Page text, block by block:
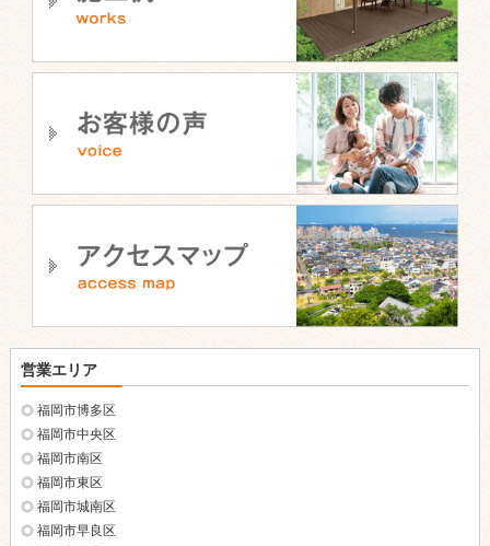
営業エリア
福岡市博多区
福岡市中央区
福岡市南区
福岡市東区
福岡市城南区
福岡市早良区